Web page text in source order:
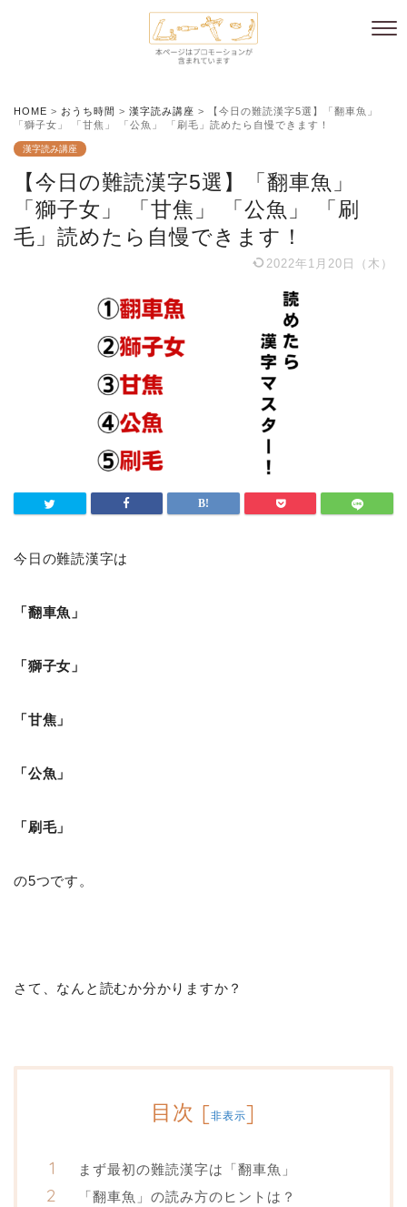
HOME > おうち時間 > 漢字読み講座 >
【今日の難読漢字5選】「翻車魚」
「獅子女」 「甘焦」 「公魚」 「刷毛」読めたら自慢できます！
漢字読み講座
【今日の難読漢字5選】「翻車魚」
「獅子女」 「甘焦」 「公魚」 「刷
毛」読めたら自慢できます！
2022年1月20日（木）
今日の難読漢字は
「翻車魚」
「獅子女」
「甘焦」
「公魚」
「刷毛」
の5つです。
さて、なんと読むか分かりますか？
目次 [非表示]
まず最初の難読漢字は「翻車魚」
「翻車魚」の読み方のヒントは？